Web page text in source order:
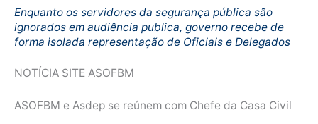
Enquanto os servidores da segurança pública são
ignorados em audiência publica, governo recebe de
forma isolada representação de Oficiais e Delegados
NOTÍCIA SITE ASOFBM
ASOFBM e Asdep se reúnem com Chefe da Casa Civil